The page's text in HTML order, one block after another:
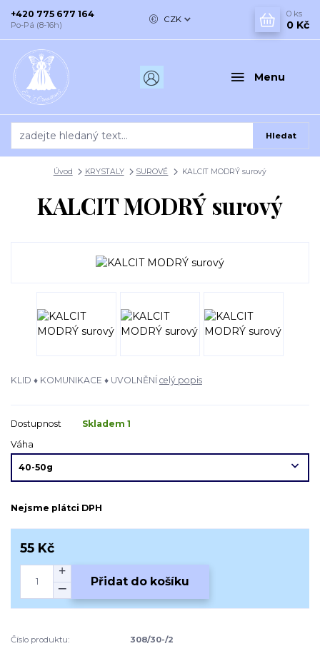
Menu
CZK
Hledat
+420 775 677 164
Po-Pá (8-16h)
0 ks
0 Kč
Úvod KRYSTALY SUROVÉ KALCIT MODRÝ surový
KALCIT MODRÝ surový
KLID ♦ KOMUNIKACE ♦ UVOLNĚNÍ celý popis
Dostupnost
Skladem 1
Váha
Nejsme plátci DPH
55 Kč
Přidat do košíku
Číslo produktu: 308/30-/2